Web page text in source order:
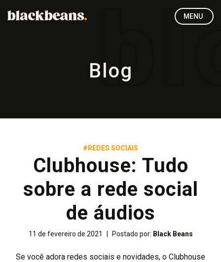
MENU
Blog
#REDES SOCIAIS
Clubhouse: Tudo
sobre a rede social
de áudios
11 de fevereiro de 2021 Postado por: Black Beans
Se você adora redes sociais e novidades, o Clubhouse